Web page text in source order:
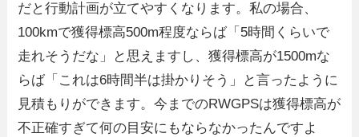
だと行動計画が立てやすくなります。私の場合、
100kmで獲得標高500m程度ならば「5時間くらいで
走れそうだな」と思えますし、獲得標高が1500mな
らば「これは6時間半は掛かりそう」と言ったように
見積もりができます。今までのRWGPSは獲得標高が
不正確すぎて何の目安にもならなかったんですよ